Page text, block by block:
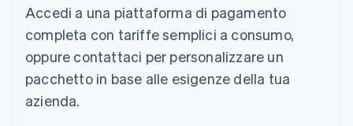
Accedi a una piattaforma di pagamento
completa con tariffe semplici a consumo,
oppure contattaci per personalizzare un
pacchetto in base alle esigenze della tua
azienda.
Malaysia
简体中文
Malta
English
Messico
EspañolEnglish
Norvegia